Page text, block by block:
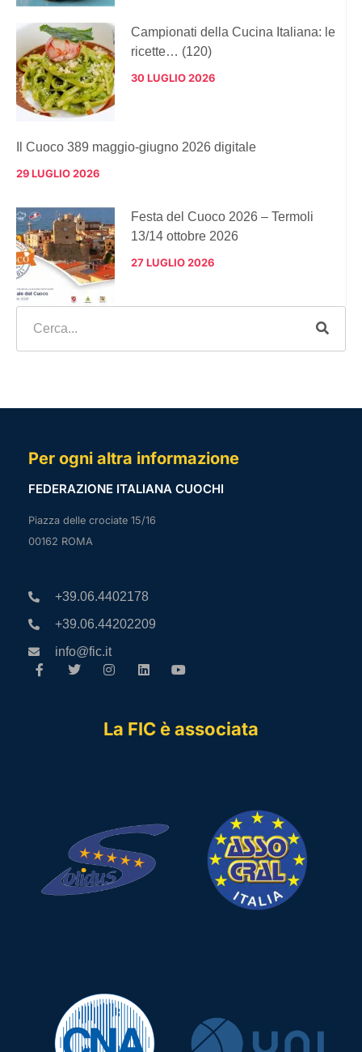
Campionati della Cucina Italiana: le
ricette… (120)
30 LUGLIO 2026
Il Cuoco 389 maggio-giugno 2026 digitale
29 LUGLIO 2026
Festa del Cuoco 2026 – Termoli
13/14 ottobre 2026
27 LUGLIO 2026
Per ogni altra informazione
FEDERAZIONE ITALIANA CUOCHI
Piazza delle crociate 15/16
00162 ROMA
+39.06.4402178
+39.06.44202209
info@fic.it
La FIC è associata